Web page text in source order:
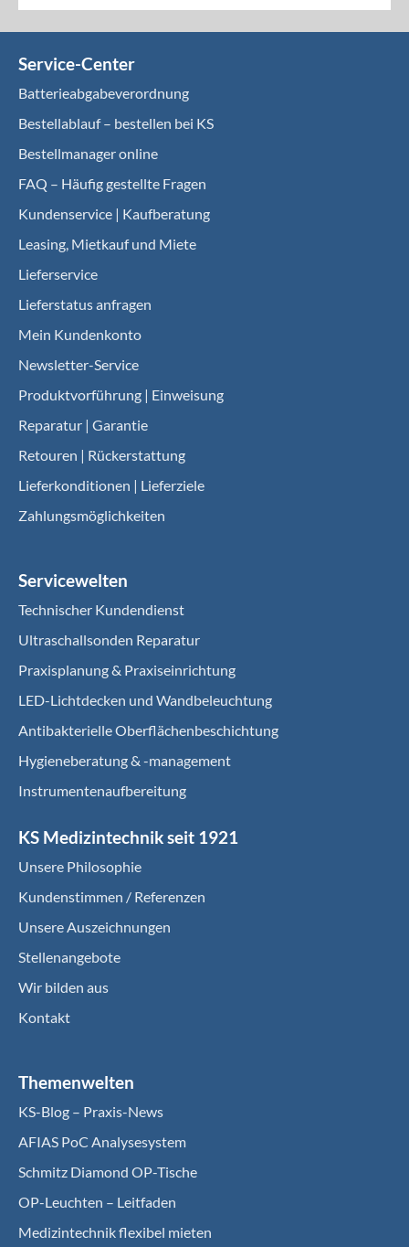
Service-Center
Batterieabgabeverordnung
Bestellablauf – bestellen bei KS
Bestellmanager online
FAQ – Häufig gestellte Fragen
Kundenservice | Kaufberatung
Leasing, Mietkauf und Miete
Lieferservice
Lieferstatus anfragen
Mein Kundenkonto
Newsletter-Service
Produktvorführung | Einweisung
Reparatur | Garantie
Retouren | Rückerstattung
Lieferkonditionen | Lieferziele
Zahlungsmöglichkeiten
Servicewelten
Technischer Kundendienst
Ultraschallsonden Reparatur
Praxisplanung & Praxiseinrichtung
LED-Lichtdecken und Wandbeleuchtung
Antibakterielle Oberflächenbeschichtung
Hygieneberatung & -management
Instrumentenaufbereitung
KS Medizintechnik seit 1921
Unsere Philosophie
Kundenstimmen / Referenzen
Unsere Auszeichnungen
Stellenangebote
Wir bilden aus
Kontakt
Themenwelten
KS-Blog – Praxis-News
AFIAS PoC Analysesystem
Schmitz Diamond OP-Tische
OP-Leuchten – Leitfaden
Medizintechnik flexibel mieten